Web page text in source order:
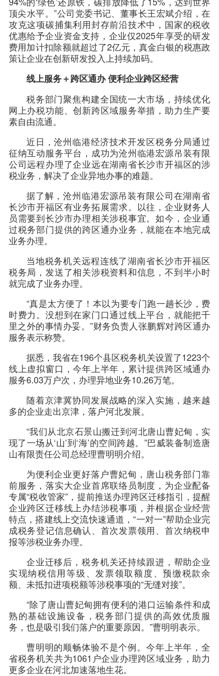
顶尖水平。”公司党委书记、董事长王宏斌介绍，在
攻克这项碳捕集利用封存前沿技术中，国家的税收
优惠给予企业资金支持，企业仅2025年享受的研发
费用加计扣除额就超过了2亿元，真金白银的税惠政
策让企业在创新研发投入上持续加码。
线上服务＋跨区通办 便利企业跨区经营
税务部门聚焦构建全国统一大市场，持续优化
网上办税功能、创新跨区域服务举措，助力生产要
素自由流通。
近日，沧州临港经济技术开发区税务分局通过
征纳互动服务平台，成功为沧州临港宏源吊装有限
公司远程办理了企业远在湖南省长沙市开福区的涉
税业务，解决了企业异地办事的难题。
据了解，沧州临港宏源吊装有限公司在湖南省
长沙市开福区有业务拓展需求。以往，企业财务人
员需要到长沙市办理相关涉税事宜。如今，企业通
过税务部门提供的跨区通办业务，就能在本地完成
业务办理。
当地税务机关远程连线了湖南省长沙市开福区
税务局，发送了相关涉税资料和信息，不到半小时
就完成了业务办理。
“真是太方便了！本以为要专门跑一趟长沙，费
时费力。没想到在家门口通过线上平台，就能把千
里之外的事情办妥。”财务负责人张鹏辉对跨区通办
服务表示称赞。
据悉，我省在196个县区税务机关设置了1223个
线上虚拟窗口，今年上半年，累计提供跨区域通办
服务6.03万户次，办理异地业务10.26万笔。
随着京津冀协同发展战略的深入实施，越来越
多的企业走出京津，落户河北发展。
“我们从北京石景山搬迁到河北唐山曹妃甸，实
现了一场从‘山’到‘海’的空间跨越。”巴威装备制造唐
山有限责任公司总经理曹明明介绍。
为便利企业更好落户曹妃甸，唐山税务部门靠
前服务，落实大企业首席联络员制度，为企业配备
专属“税收管家”，提前推送办理跨区迁移指引，提醒
企业跨区迁移线上办结涉税事项，并根据企业经营
特点，搭建线上交流快速通道，“一对一”帮助企业完
成税务登记信息确认、首次发票领用、首次纳税申
报等涉税业务办理。
企业迁移后，税务机关还持续跟进，帮助企业
实现纳税信用等级、发票领取额度、预缴税款余
额、未抵扣进项税额等涉税事项的“无缝对接”。
“除了唐山曹妃甸拥有便利的港口运输条件和成
熟的基础设施设备，税务部门提供的高效优质服
务，也是吸引我们落户的重要原因。”曹明明表示。
曹明明的顺畅体验不是个例。今年上半年，全
省税务机关共为1061户企业办理跨区域业务，助力
更多企业在河北加速落地生花。